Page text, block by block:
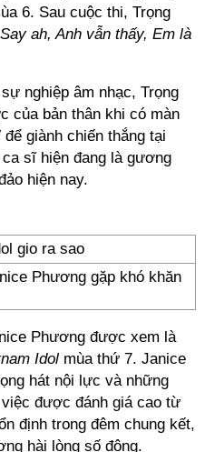
6. Sau cuộc thi, Trọng
Say ah, Anh vẫn thấy, Em là
nghiệp âm nhạc, Trọng
của bản thân khi có màn
giành chiến thắng tại
ca sĩ hiện đang là gương
hiện nay.
Phương gặp khó khăn
Phương được xem là
Idol mùa thứ 7. Janice
hát nội lực và những
được đánh giá cao từ
định trong đêm chung kết,
hài lòng số đông.